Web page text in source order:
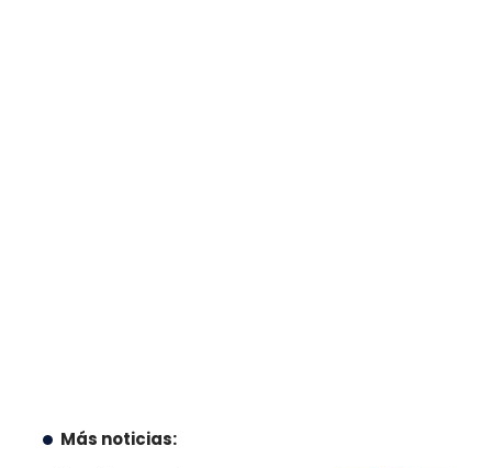
Más noticias: